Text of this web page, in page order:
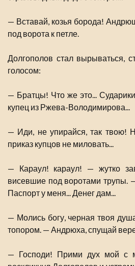
— Вставай, козья борода!
под ворота к петле.
Долгополов стал вырываться,
голосом:
— Братцы! Что же это...
купец из Ржева-Володимирова...
— Иди, не упирайся, так твою!
приказ купцов не миловать...
— Караул! караул! — жутко
висевшие под воротами трупы.
Паспорт у меня... Денег дам...
— Молись богу, черная твоя
топором. — Андрюха, спущай
— Господи! Прими дух мой с